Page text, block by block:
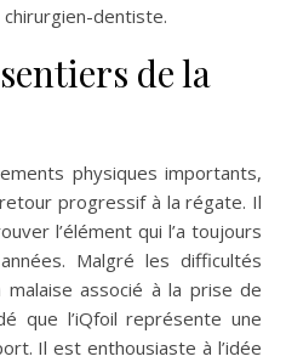
dentiste.
de la
physiques importants,
progressif à la régate. Il
l’élément qui l’a toujours
Malgré les difficultés
associé à la prise de
que l’iQfoil représente une
Il est enthousiaste à l’idée